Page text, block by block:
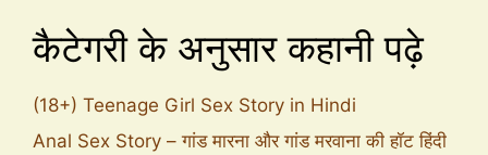
कैटेगरी के अनुसार कहानी पढ़े
(18+) Teenage Girl Sex Story in Hindi
Anal Sex Story – गांड मारना और गांड मरवाना की हॉट हिंदी